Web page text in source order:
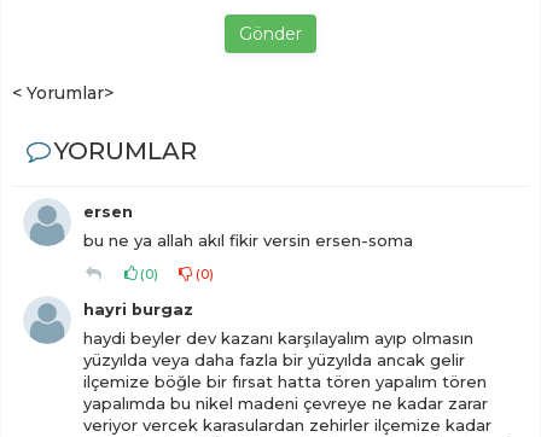
Gönder
< Yorumlar>
YORUMLAR
ersen
bu ne ya allah akıl fikir versin ersen-soma
(0) (0)
hayri burgaz
haydi beyler dev kazanı karşılayalım ayıp olmasın
yüzyılda veya daha fazla bir yüzyılda ancak gelir
ilçemize böğle bir fırsat hatta tören yapalım tören
yapalımda bu nikel madeni çevreye ne kadar zarar
veriyor vercek karasulardan zehirler ilçemize kadar